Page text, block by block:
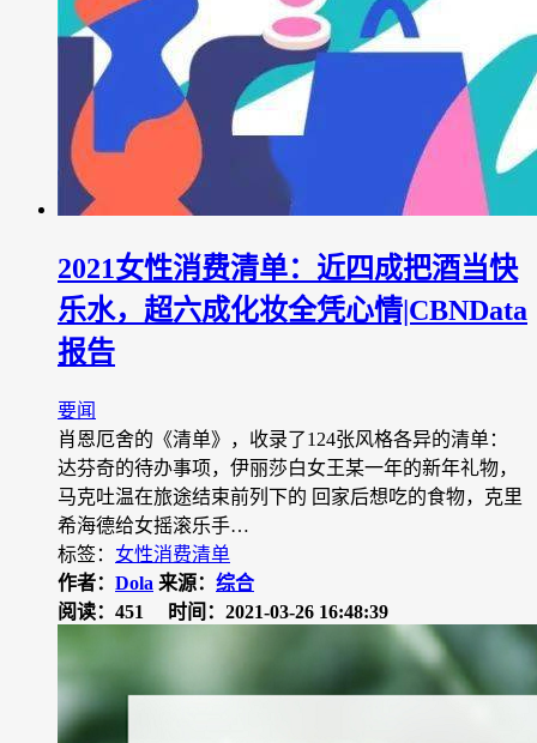
2021女性消费清单：近四成把酒当快
乐水，超六成化妆全凭心情|CBNData
报告
要闻
肖恩厄舍的《清单》，收录了124张风格各异的清单：
达芬奇的待办事项，伊丽莎白女王某一年的新年礼物，
马克吐温在旅途结束前列下的 回家后想吃的食物，克里
希海德给女摇滚乐手…
标签： 女性消费清单
作者： Dola 来源： 综合
阅读：451
时间：2021-03-26 16:48:39